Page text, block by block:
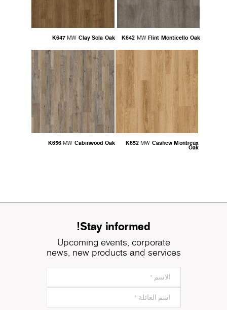
K642 MW Flint Monticello Oak
K647 MW Clay Sola Oak
K652 MW Cashew Montreux
Oak
K656 MW Cabinwood Oak
Stay informed!
Upcoming events, corporate
news, new products and services